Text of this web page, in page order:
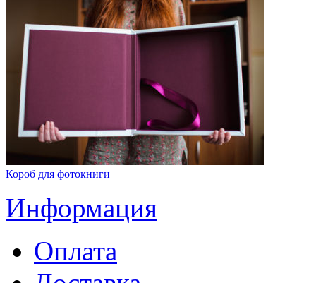
Короб для фотокниги
Информация
Оплата